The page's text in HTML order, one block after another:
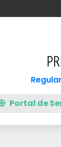
Portal de